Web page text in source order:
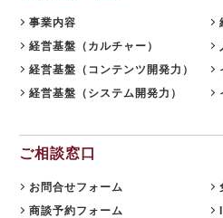
2026.07.15
BOAT（アイボート）」提供開
ーン実施中【生成AIシリーズ９】
2026.07.13
～構想力と分野横断力を備えた
ら公開講座開始
2026.07.08
成果が出るまで伴走する、
事業内容
経営基盤（カルチャー）
経営基盤（コンテンツ開発力）
経営基盤（システム開発力）
ご相談窓口
お問合せフォーム
商談予約フォーム